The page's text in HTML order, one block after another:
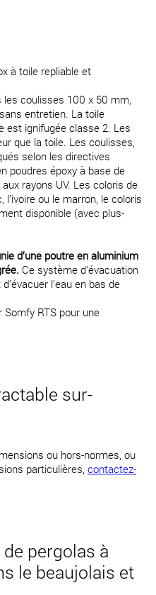
à toile repliable et
les coulisses 100 x 50 mm,
entretien. La toile
est ignifugée classe 2. Les
que la toile. Les coulisses,
selon les directives
poudres époxy à base de
rayons UV. Les coloris de
ou le marron, le coloris
disponible (avec plus-
d’une poutre en aluminium
Ce système d’évacuation
l’eau en bas de
RTS pour une
sur-
ou hors-normes, ou
particulières, contactez-
pergolas à
le beaujolais et